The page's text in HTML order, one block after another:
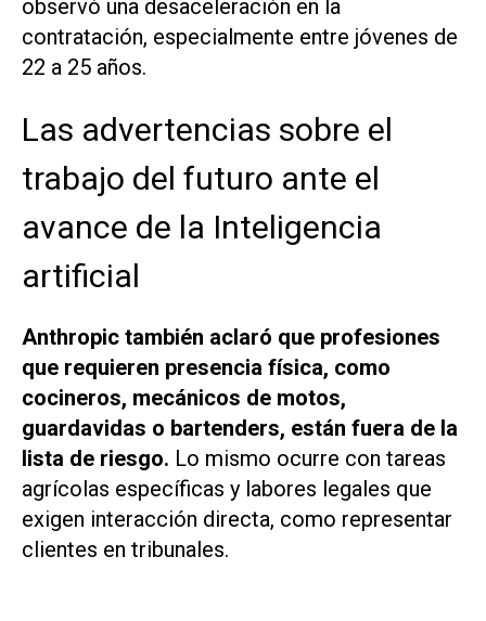
observó una desaceleración en la
contratación, especialmente entre jóvenes de
22 a 25 años.
Las advertencias sobre el
trabajo del futuro ante el
avance de la Inteligencia
artificial
Anthropic también aclaró que profesiones
que requieren presencia física, como
cocineros, mecánicos de motos,
guardavidas o bartenders, están fuera de la
lista de riesgo. Lo mismo ocurre con tareas
agrícolas específicas y labores legales que
exigen interacción directa, como representar
clientes en tribunales.